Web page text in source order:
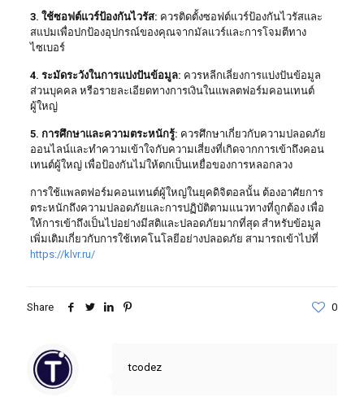
3. ใช้ซอฟต์แวร์ป้องกันไวรัส: ควรติดตั้งซอฟต์แวร์ป้องกันไวรัสและ
สแปมเพื่อปกป้องอุปกรณ์ของคุณจากมัลแวร์และการโจมตีทาง
ไซเบอร์
4. ระมัดระวังในการแบ่งปันข้อมูล: ควรหลีกเลี่ยงการแบ่งปันข้อมูล
ส่วนบุคคล หรือรายละเอียดทางการเงินในแพลตฟอร์มคอนเทนต์
ผู้ใหญ่
5. การศึกษาและความตระหนักรู้: ควรศึกษาเกี่ยวกับความปลอดภัย
ออนไลน์และทำความเข้าใจกับความเสี่ยงที่เกิดจากการเข้าถึงคอน
เทนต์ผู้ใหญ่ เพื่อป้องกันไม่ให้ตกเป็นเหยื่อของการหลอกลวง
การใช้แพลตฟอร์มคอนเทนต์ผู้ใหญ่ในยุคดิจิตอลนั้น ต้องอาศัยการ
ตระหนักถึงความปลอดภัยและการปฏิบัติตามแนวทางที่ถูกต้อง เพื่อ
ให้การเข้าถึงเป็นไปอย่างมีสติและปลอดภัยมากที่สุด สำหรับข้อมูล
เพิ่มเติมเกี่ยวกับการใช้เทคโนโลยีอย่างปลอดภัย สามารถเข้าไปที่
https://klvr.ru/
Share 0
tcodez